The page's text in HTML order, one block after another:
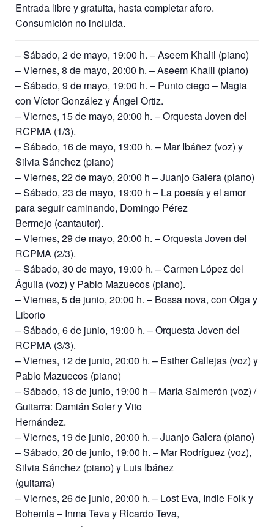
Entrada libre y gratuita, hasta completar aforo.
Consumición no incluida.
– Sábado, 2 de mayo, 19:00 h. – Aseem Khalil (piano)
– Viernes, 8 de mayo, 20:00 h. – Aseem Khalil (piano)
– Sábado, 9 de mayo, 19:00 h. – Punto ciego – Magia
con Víctor González y Ángel Ortiz.
– Viernes, 15 de mayo, 20:00 h. – Orquesta Joven del
RCPMA (1/3).
– Sábado, 16 de mayo, 19:00 h. – Mar Ibáñez (voz) y
Silvia Sánchez (piano)
– Viernes, 22 de mayo, 20:00 h – Juanjo Galera (piano)
– Sábado, 23 de mayo, 19:00 h – La poesía y el amor
para seguir caminando, Domingo Pérez
Bermejo (cantautor).
– Viernes, 29 de mayo, 20:00 h. – Orquesta Joven del
RCPMA (2/3).
– Sábado, 30 de mayo, 19:00 h. – Carmen López del
Águila (voz) y Pablo Mazuecos (piano).
– Viernes, 5 de junio, 20:00 h. – Bossa nova, con Olga y
Liborio
– Sábado, 6 de junio, 19:00 h. – Orquesta Joven del
RCPMA (3/3).
– Viernes, 12 de junio, 20:00 h. – Esther Callejas (voz) y
Pablo Mazuecos (piano)
– Sábado, 13 de junio, 19:00 h – María Salmerón (voz) /
Guitarra: Damián Soler y Vito
Hernández.
– Viernes, 19 de junio, 20:00 h. – Juanjo Galera (piano)
– Sábado, 20 de junio, 19:00 h. – Mar Rodríguez (voz),
Silvia Sánchez (piano) y Luis Ibáñez
(guitarra)
– Viernes, 26 de junio, 20:00 h. – Lost Eva, Indie Folk y
Bohemia – Inma Teva y Ricardo Teva,